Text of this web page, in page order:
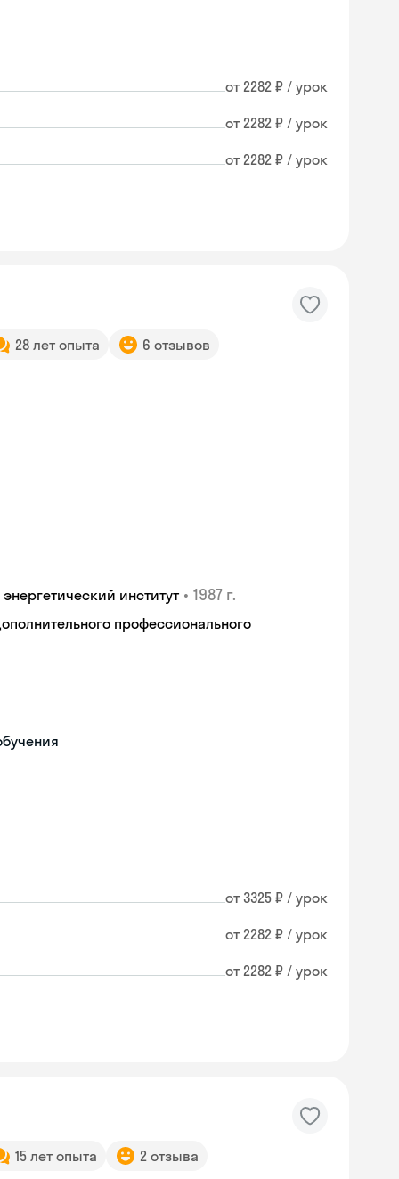
от 2282 ₽ / урок
от 2282 ₽ / урок
от 2282 ₽ / урок
28 лет опыта 6 отзывов
институт • 1987 г.
профессионального
от 3325 ₽ / урок
от 2282 ₽ / урок
от 2282 ₽ / урок
15 лет опыта 2 отзыва